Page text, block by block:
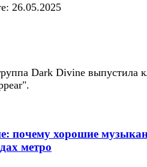
26.05.2025
Dark Divine выпустила
почему хорошие
метро